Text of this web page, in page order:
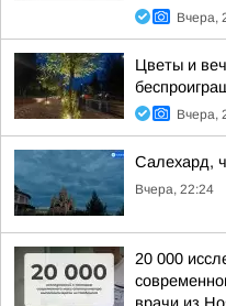
Вчера,
Цветы и
Вчера,
Салехард,
Вчера, 22:24
20 000